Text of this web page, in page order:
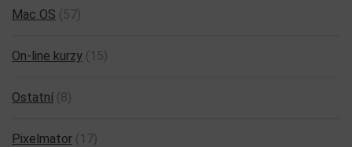
Mac OS (57)
On-line kurzy (15)
Ostatní (8)
Pixelmator (17)